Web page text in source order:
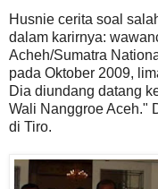
Husnie cerita soal
dalam karirnya:
Acheh/Sumatra
pada Oktober 2009,
Dia diundang datang
Wali Nanggroe Aceh."
di Tiro.